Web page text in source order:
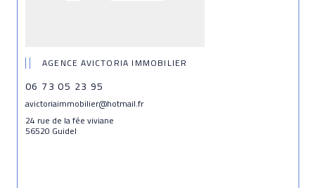
AGENCE AVICTORIA IMMOBILIER
06 73 05 23 95
avictoriaimmobilier@hotmail.fr
24 rue de la fée viviane
56520 Guidel